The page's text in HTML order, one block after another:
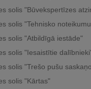
solis "Būvekspertīzes
solis "Tehnisko
solis "Atbildīgā iestāde"
solis "Iesaistītie
solis "Trešo pušu
solis "Kārtas"